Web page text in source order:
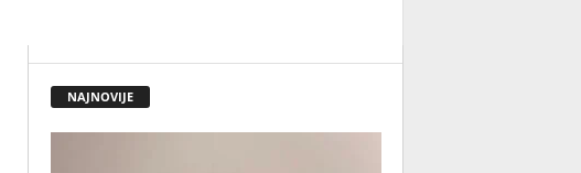
NAJNOVIJE